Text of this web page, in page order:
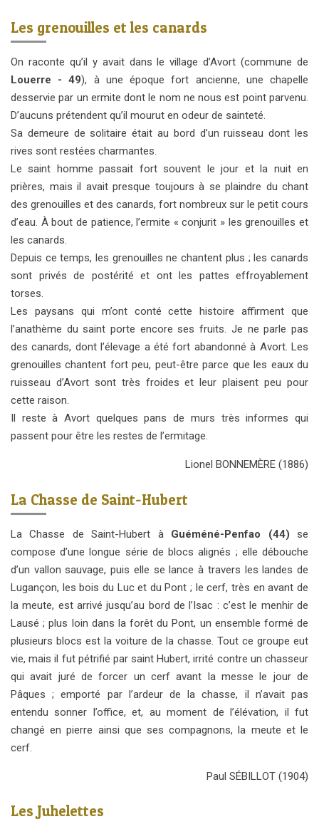
Les grenouilles et les canards
On raconte qu’il y avait dans le village d’Avort (commune de
Louerre - 49), à une époque fort ancienne, une chapelle
desservie par un ermite dont le nom ne nous est point parvenu.
D’aucuns prétendent qu’il mourut en odeur de sainteté.
Sa demeure de solitaire était au bord d’un ruisseau dont les
rives sont restées charmantes.
Le saint homme passait fort souvent le jour et la nuit en
prières, mais il avait presque toujours à se plaindre du chant
des grenouilles et des canards, fort nombreux sur le petit cours
d’eau. À bout de patience, l’ermite « conjurit » les grenouilles et
les canards.
Depuis ce temps, les grenouilles ne chantent plus ; les canards
sont privés de postérité et ont les pattes effroyablement
torses.
Les paysans qui m’ont conté cette histoire affirment que
l’anathème du saint porte encore ses fruits. Je ne parle pas
des canards, dont l’élevage a été fort abandonné à Avort. Les
grenouilles chantent fort peu, peut-être parce que les eaux du
ruisseau d’Avort sont très froides et leur plaisent peu pour
cette raison.
Il reste à Avort quelques pans de murs très informes qui
passent pour être les restes de l’ermitage.
Lionel BONNEMÈRE (1886)
La Chasse de Saint-Hubert
La Chasse de Saint-Hubert à Guéméné-Penfao (44) se
compose d’une longue série de blocs alignés ; elle débouche
d’un vallon sauvage, puis elle se lance à travers les landes de
Lugançon, les bois du Luc et du Pont ; le cerf, très en avant de
la meute, est arrivé jusqu’au bord de l’Isac : c’est le menhir de
Lausé ; plus loin dans la forêt du Pont, un ensemble formé de
plusieurs blocs est la voiture de la chasse. Tout ce groupe eut
vie, mais il fut pétrifié par saint Hubert, irrité contre un chasseur
qui avait juré de forcer un cerf avant la messe le jour de
Pâques ; emporté par l’ardeur de la chasse, il n’avait pas
entendu sonner l’office, et, au moment de l’élévation, il fut
changé en pierre ainsi que ses compagnons, la meute et le
cerf.
Paul SÉBILLOT (1904)
Les Juhelettes